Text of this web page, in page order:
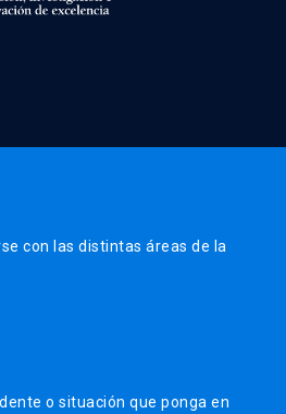
con las distintas áreas de la
o situación que ponga en